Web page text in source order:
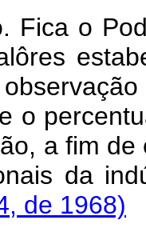
Fica o
o
a fim
de 1968)